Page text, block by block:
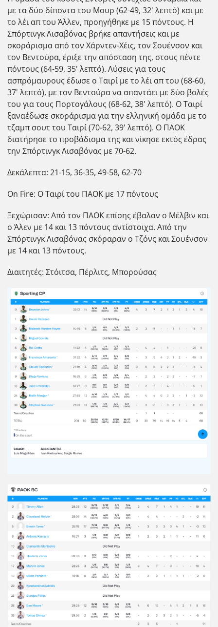
με τα δύο δίποντα του Μουρ (62-49, 32' λεπτό) και με
το λέι απ του Άλλεν, προηγήθηκε με 15 πόντους. Η
Σπόρτινγκ Λισαβόνας βρήκε απαντήσεις και με
σκοράρισμα από τον Χάρντεν-Χέις, τον Σουένσον και
τον Βεντούρα, έριξε την απόσταση της, στους πέντε
πόντους (64-59, 35' λεπτό). Λύσεις για τους
ασπρόμαυρους έδωσε ο Ταιρί με το λέι απ του (68-60,
37' λεπτό), με τον Βεντούρα να απαντάει με δύο βολές
του για τους Πορτογάλους (68-62, 38' λεπτό). Ο Ταιρί
ξαναέδωσε σκοράρισμα για την ελληνική ομάδα με το
τζαμπ σουτ του Ταιρί (70-62, 39' λεπτό). Ο ΠΑΟΚ
διατήρησε το προβάδισμα της και νίκησε εκτός έδρας
την Σπόρτινγκ Λισαβόνας με 70-62.
Δεκάλεπτα: 21-15, 36-35, 49-58, 62-70
On Fire: Ο Ταιρί του ΠΑΟΚ με 17 πόντους
Ξεχώρισαν: Από τον ΠΑΟΚ επίσης έβαλαν ο Μέλβιν και
ο Άλεν με 14 και 13 πόντους αντίστοιχα. Από την
Σπόρτινγκ Λισαβόνας σκόραραν ο Τζόνς και Σουένσον
με 14 και 13 πόντους.
Διαιτητές: Στόιτσα, Πέρλιτς, Μπορούσας